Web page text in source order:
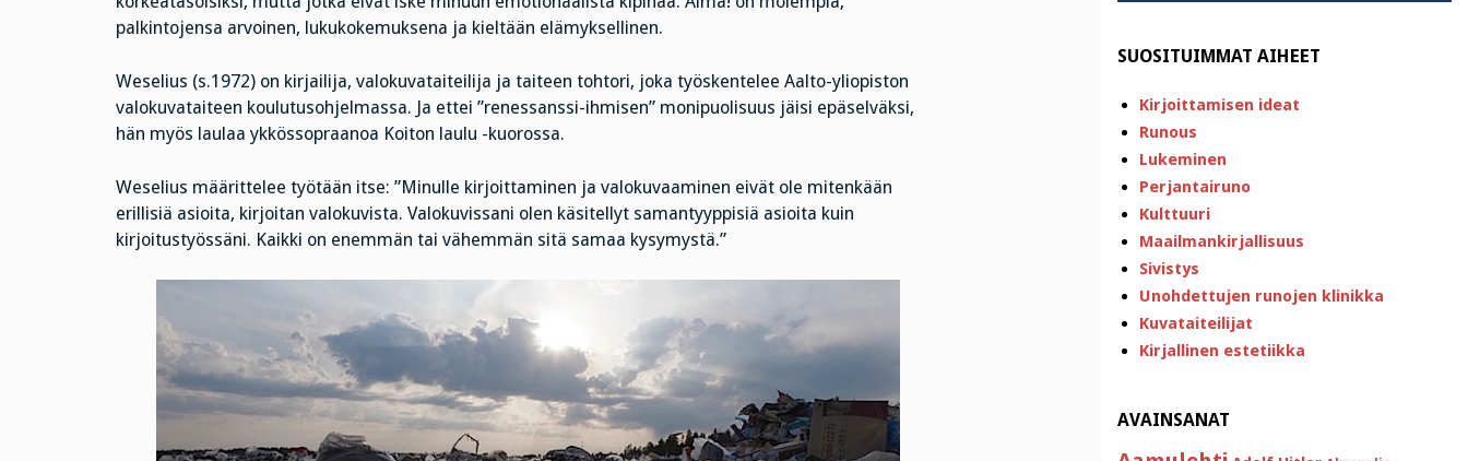
palkintojensa arvoinen, lukukokemuksena ja kieltään elämyksellinen.
Weselius (s.1972) on kirjailija, valokuvataiteilija ja taiteen tohtori, joka työskentelee Aalto-yliopiston
valokuvataiteen koulutusohjelmassa. Ja ettei ”renessanssi-ihmisen” monipuolisuus jäisi epäselväksi,
hän myös laulaa ykkössopraanoa Koiton laulu -kuorossa.
Weselius määrittelee työtään itse: ”Minulle kirjoittaminen ja valokuvaaminen eivät ole mitenkään
erillisiä asioita, kirjoitan valokuvista. Valokuvissani olen käsitellyt samantyyppisiä asioita kuin
kirjoitustyössäni. Kaikki on enemmän tai vähemmän sitä samaa kysymystä.”
SUOSITUIMMAT AIHEET
Kirjoittamisen ideat
Runous
Lukeminen
Perjantairuno
Kulttuuri
Maailmankirjallisuus
Sivistys
Unohdettujen runojen klinikka
Kuvataiteilijat
Kirjallinen estetiikka
AVAINSANAT